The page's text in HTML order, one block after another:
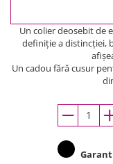
Un colier deosebit de
definiţie a distincţiei,
Un cadou fără cusur